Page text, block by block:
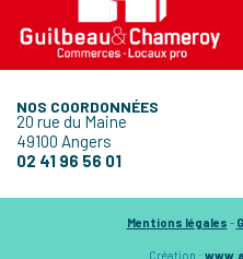
NOS COORDONNÉES
20 rue du Maine
49100 Angers
02 41 96 56 01
Mentions légales -
Création :